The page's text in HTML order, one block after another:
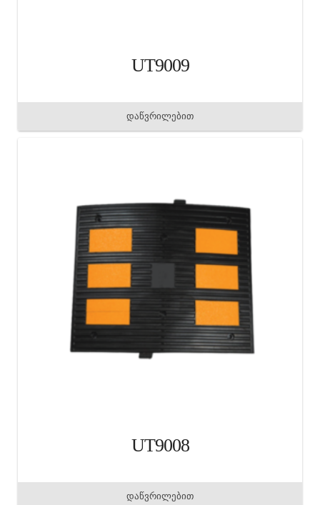
UT9009
დაწვრილებით
UT9008
დაწვრილებით